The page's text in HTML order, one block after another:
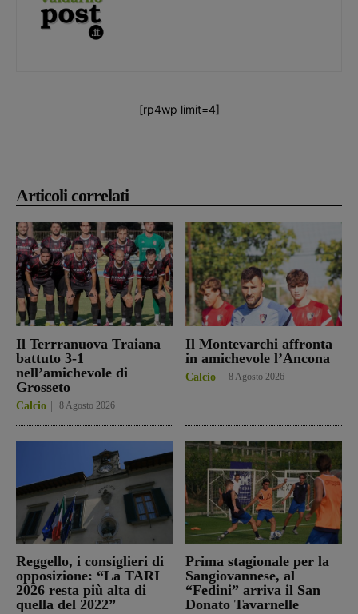
Articoli correlati
Il Terrranuova Traiana
battuto 3-1
nell’amichevole di
Grosseto
Calcio 8 Agosto 2026
Il Montevarchi affronta
in amichevole l’Ancona
Calcio 8 Agosto 2026
Reggello, i consiglieri di
opposizione: “La TARI
2026 resta più alta di
quella del 2022”
Prima stagionale per la
Sangiovannese, al
“Fedini” arriva il San
Donato Tavarnelle
[rp4wp limit=4]